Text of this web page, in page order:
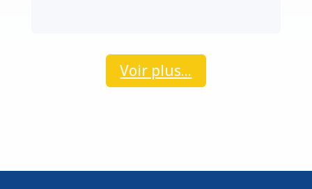
Voir plus...